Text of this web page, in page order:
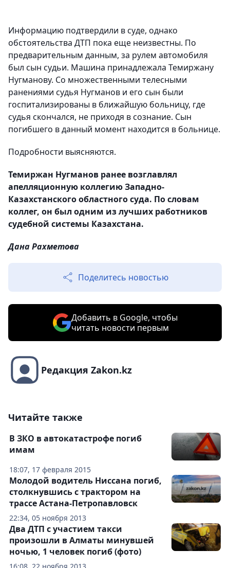
Информацию подтвердили в суде, однако
обстоятельства ДТП пока еще неизвестны. По
предварительным данным, за рулем автомобиля
был сын судьи. Машина принадлежала Темиржану
Нугманову. Со множественными телесными
ранениями судья Нугманов и его сын были
госпитализированы в ближайшую больницу, где
судья скончался, не приходя в сознание. Сын
погибшего в данный момент находится в больнице.
Подробности выясняются.
Темиржан Нугманов ранее возглавлял
апелляционную коллегию Западно-
Казахстанского областного суда. По словам
коллег, он был одним из лучших работников
судебной системы Казахстана.
Дана Рахметова
Поделитесь новостью
Добавить в Google, чтобы
читать новости первым
Редакция Zakon.kz
Читайте также
18:07, 17 февраля 2015
В ЗКО в автокатастрофе погиб
имам
22:34, 05 ноября 2013
Молодой водитель Ниссана погиб,
столкнувшись с трактором на
трассе Астана-Петропавловск
Два ДТП с участием такси
произошли в Алматы минувшей
ночью, 1 человек погиб (фото)